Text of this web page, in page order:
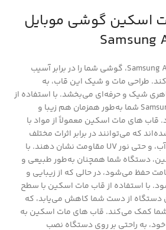
اسکین گوشی موبایل
قاب مات اسکین برای Samsung A22، گوشی شما را در برابر آسیب
طراحی مات و شیک این قاب، به
شیک و حرفه‌ای می‌بخشد. با استفاده از
قاب مات اسکین، Samsung A22 شما به‌طور همزمان هم زیبا و
های مات اسکین معمولاً از مواد با
که می‌توانند در برابر اثرات مختلف
محیطی مانند گرد و غبار، آب، و حتی نور UV مقاومت نشان دهند. با
دستگاه شما همچنان به‌طور طبیعی و
حفظ می‌شود، در حالی که از زیبایی و
با استفاده از قاب مات اسکین با سطح
دستگاه از دست شما کاهش می‌یابد، که
شما کمک می‌کند. قاب های مات اسکین به
به راحتی بر روی دستگاه نصب